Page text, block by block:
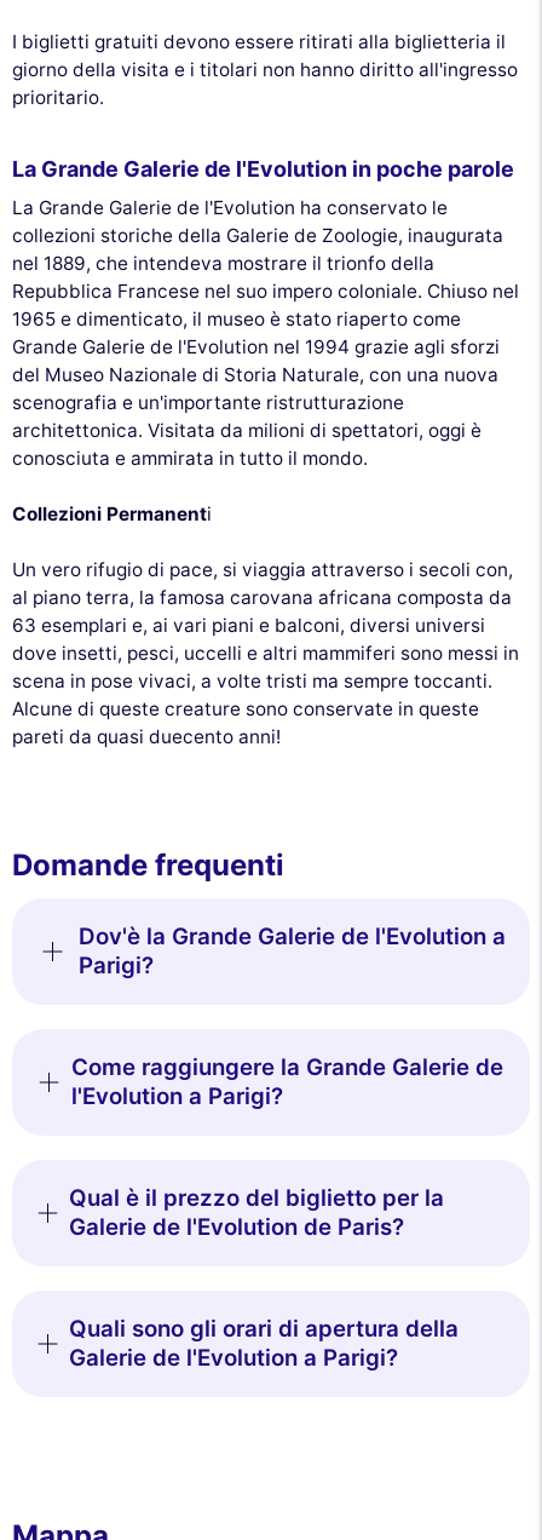
I biglietti gratuiti devono essere ritirati alla biglietteria il
giorno della visita e i titolari non hanno diritto all'ingresso
prioritario.
La Grande Galerie de l'Evolution in poche parole
La Grande Galerie de l'Evolution ha conservato le
collezioni storiche della Galerie de Zoologie, inaugurata
nel 1889, che intendeva mostrare il trionfo della
Repubblica Francese nel suo impero coloniale. Chiuso nel
1965 e dimenticato, il museo è stato riaperto come
Grande Galerie de l'Evolution nel 1994 grazie agli sforzi
del Museo Nazionale di Storia Naturale, con una nuova
scenografia e un'importante ristrutturazione
architettonica. Visitata da milioni di spettatori, oggi è
conosciuta e ammirata in tutto il mondo.
Collezioni Permanenti
Un vero rifugio di pace, si viaggia attraverso i secoli con,
al piano terra, la famosa carovana africana composta da
63 esemplari e, ai vari piani e balconi, diversi universi
dove insetti, pesci, uccelli e altri mammiferi sono messi in
scena in pose vivaci, a volte tristi ma sempre toccanti.
Alcune di queste creature sono conservate in queste
pareti da quasi duecento anni!
Domande frequenti
Dov'è la Grande Galerie de l'Evolution a
Parigi?
Come raggiungere la Grande Galerie de
l'Evolution a Parigi?
Qual è il prezzo del biglietto per la
Galerie de l'Evolution de Paris?
Quali sono gli orari di apertura della
Galerie de l'Evolution a Parigi?